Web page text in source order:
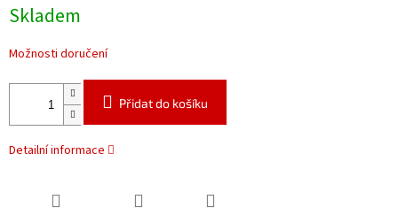
cena:
Skladem
Možnosti doručení
Přidat do košíku
Detailní informace